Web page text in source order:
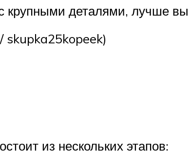
крупными деталями, лучше
skupka25kopeek)
из нескольких этапов: